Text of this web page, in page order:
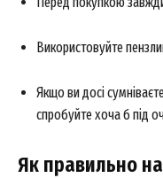
Використовуйте
Якщо ви досі
спробуйте хоча б під
Як правильно